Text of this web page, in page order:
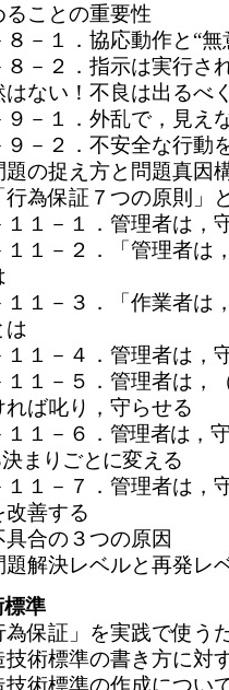
ることの重要性
．協応動作と“無意
．指示は実行され
はない！不良は出るべ
．外乱で，見えな
．不安全な行動を
題の捉え方と問題真因
行為保証７つの原則」
１．管理者は，守
２．「管理者は，
３．「作業者は，
は
４．管理者は，守
５．管理者は，（
ば叱り，守らせる
－６． 管理者は，
まりごとに変える
７．管理者は，守
改善する
具合の３つの原因
題解決レベルと再発レ
準
為保証」を実践で使う
技術標準の書き方に対
技術標準の作成につい